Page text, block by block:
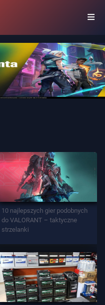
10 najlepszych gier podobnych
do VALORANT – taktyczne
strzelanki